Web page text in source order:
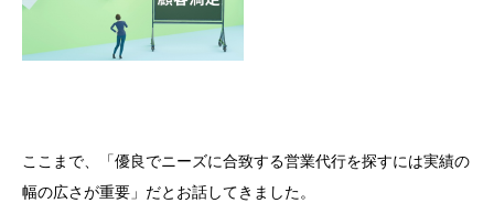
ここまで、「優良でニーズに合致する営業代行を探すには実績の
幅の広さが重要」だとお話してきました。